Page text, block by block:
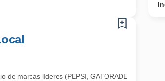
de marcas líderes (PEPSI, GATORADE, E